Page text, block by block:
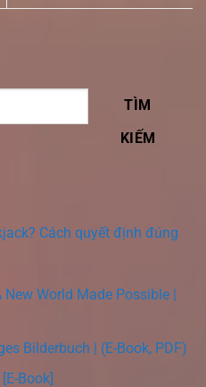
TÌM
KIẾM
Cách quyết định đúng
World Made Possible |
Bilderbuch | (E-Book, PDF)
Book]